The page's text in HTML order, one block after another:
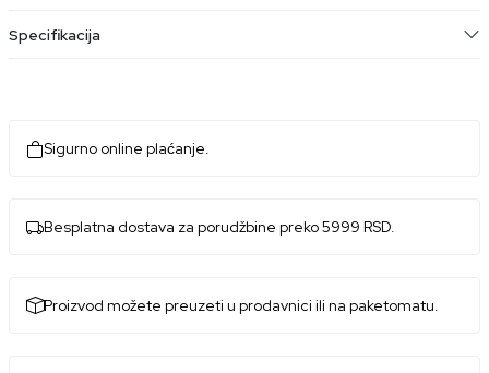
Specifikacija
Sigurno online plaćanje.
Besplatna dostava za porudžbine preko 5999 RSD.
Proizvod možete preuzeti u prodavnici ili na paketomatu.